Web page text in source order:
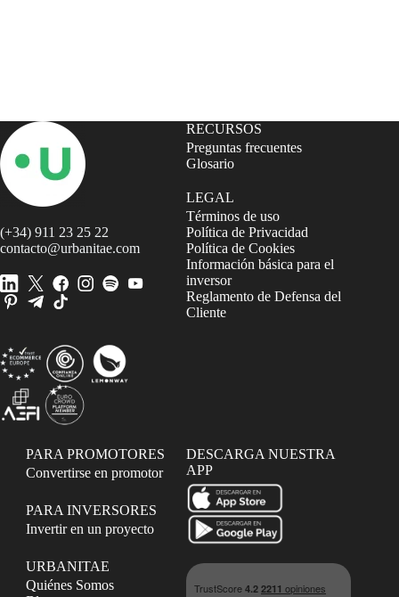
(+34) 911 23 25 22
contacto@urbanitae.com
RECURSOS
Preguntas frecuentes
Glosario
LEGAL
Términos de uso
Política de Privacidad
Política de Cookies
Información básica para el
inversor
Reglamento de Defensa del
Cliente
PARA PROMOTORES
Convertirse en promotor
PARA INVERSORES
Invertir en un proyecto
URBANITAE
Quiénes Somos
DESCARGA NUESTRA
APP